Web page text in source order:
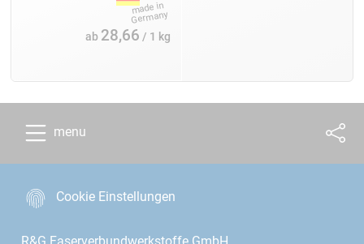
ab 28,66 / 1 kg
menu
Cookie Einstellungen
R&G Faserverbundwerkstoffe GmbH